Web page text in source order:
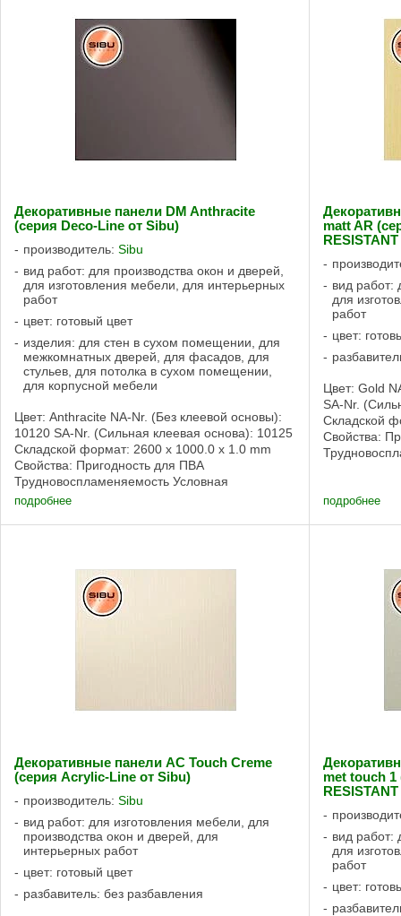
Декоративные панели DM Anthracite
(серия Deco-Line от Sibu)
производитель: Sibu
вид работ: для производства окон и дверей,
для изготовления мебели, для интерьерных
работ
цвет: готовый цвет
изделия: для стен в сухом помещении, для
межкомнатных дверей, для фасадов, для
стульев, для потолка в сухом помещении,
для корпусной мебели
Цвет: Anthracite NA-Nr. (Без клеевой основы):
10120 SA-Nr. (Сильная клеевая основа): 10125
Складской формат: 2600 x 1000.0 x 1.0 mm
Свойства: Пригодность для ПВА
Трудновоспламеняемость Условная
пригодность для влажных помещений Без
подробнее
matt AR
вид работ:
для
работ
цвет:
Цвет: Gold
SA-Nr.
Складской
Свойства:
подробнее
Декоративные панели AC Touch Creme
(серия Acrylic-Line от Sibu)
производитель: Sibu
вид работ: для изготовления мебели, для
производства окон и дверей, для
интерьерных работ
цвет: готовый цвет
разбавитель: без разбавления
met touch 1
вид работ:
для
работ
цвет: